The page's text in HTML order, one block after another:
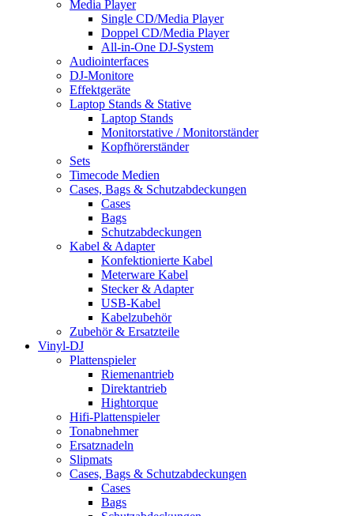
Media Player
Single CD/Media Player
Doppel CD/Media Player
All-in-One DJ-System
Audiointerfaces
DJ-Monitore
Effektgeräte
Laptop Stands & Stative
Laptop Stands
Monitorstative / Monitorständer
Kopfhörerständer
Sets
Timecode Medien
Cases, Bags & Schutzabdeckungen
Cases
Bags
Schutzabdeckungen
Kabel & Adapter
Konfektionierte Kabel
Meterware Kabel
Stecker & Adapter
USB-Kabel
Kabelzubehör
Zubehör & Ersatzteile
Vinyl-DJ
Plattenspieler
Riemenantrieb
Direktantrieb
Hightorque
Hifi-Plattenspieler
Tonabnehmer
Ersatznadeln
Slipmats
Cases, Bags & Schutzabdeckungen
Cases
Bags